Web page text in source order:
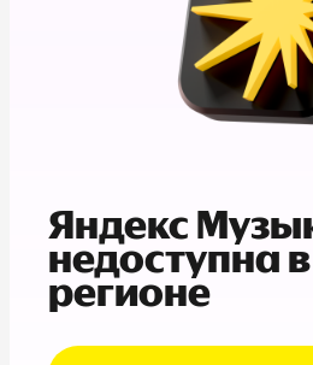
Яндекс
недоступна
регионе